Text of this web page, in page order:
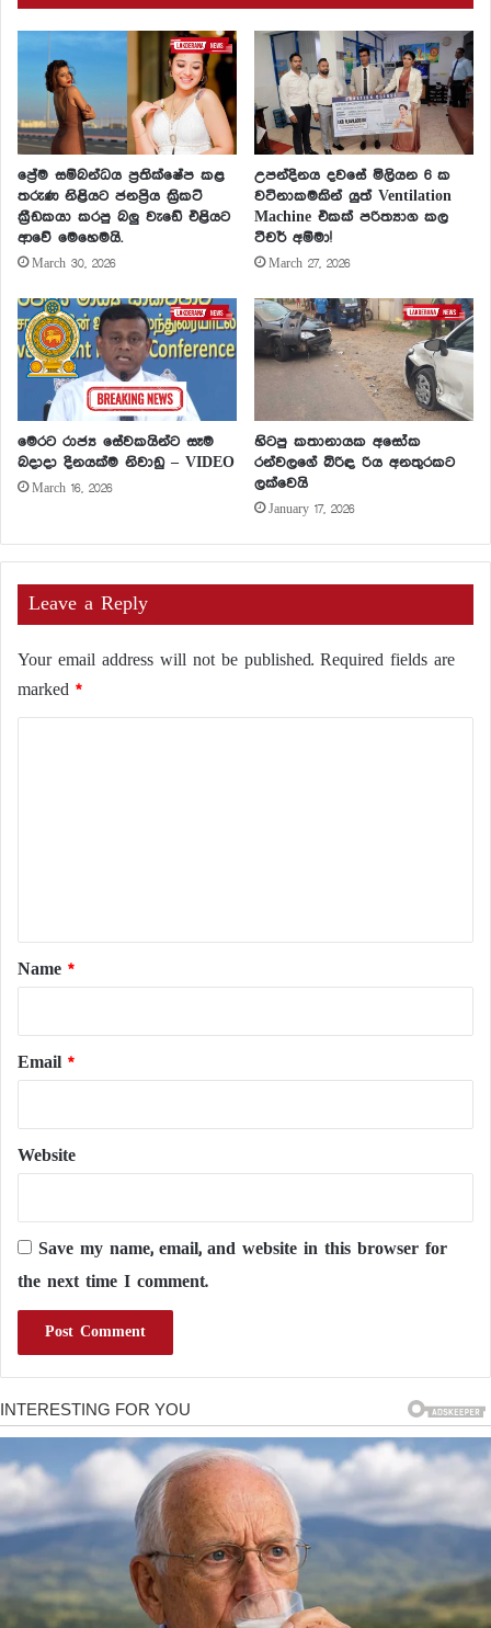
ප්‍රේම සම්බන්ධය ප්‍රතික්ෂේප කළ
තරුණ නිළියට ජනප්‍රිය ක්‍රිකට්
ක්‍රීඩකයා කරපු බලු වැඩේ එළියට
ආවේ මෙහෙමයි.
March 30, 2026
උපන්දිනය දවසේ මිලියන 6 ක
වටිනාකමකින් යුත් Ventilation
Machine එකක් පරිත්‍යාග කල
ටීචර් අම්මා!
March 27, 2026
මෙරට රාජ්‍ය සේවකයින්ට සෑම
බදාදා දිනයක්ම නිවාඩු – VIDEO
March 16, 2026
හිටපු කතානායක අසෝක
රන්වලගේ බිරිඳ රිය අනතුරකට
ලක්වෙයි
January 17, 2026
Leave a Reply
Your email address will not be published. Required fields are
marked *
*
Name *
Email *
Website
Save my name, email, and website in this browser for
the next time I comment.